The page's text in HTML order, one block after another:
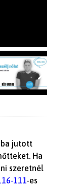
jutott
Ha
szeretnél
111-es